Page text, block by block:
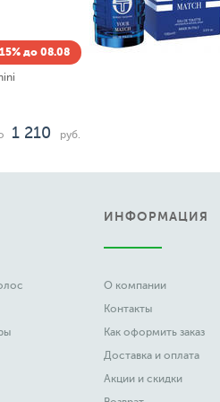
до 08.08
1 210 руб.
ИНФОРМАЦИЯ
О компании
Контакты
Как оформить заказ
Доставка и оплата
Акции и скидки